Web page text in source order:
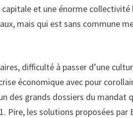
et une énorme
mais qui est sans commune
difficulté à passer d’une
économique avec pour
grands dossiers du mandat
Pire, les solutions proposées